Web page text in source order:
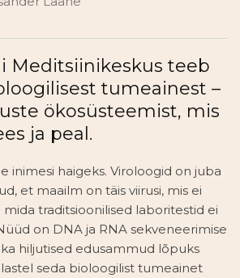
Meditsiinikeskus teeb
tumeainest –
ökosüsteemist, mis
ja peal.
inimesi haigeks. Viroloogid on juba
et maailm on täis viirusi, mis ei
mida traditsioonilised laboritestid ei
on DNA ja RNA sekveneerimise
hiljutised edusammud lõpuks
seda bioloogilist tumeainet